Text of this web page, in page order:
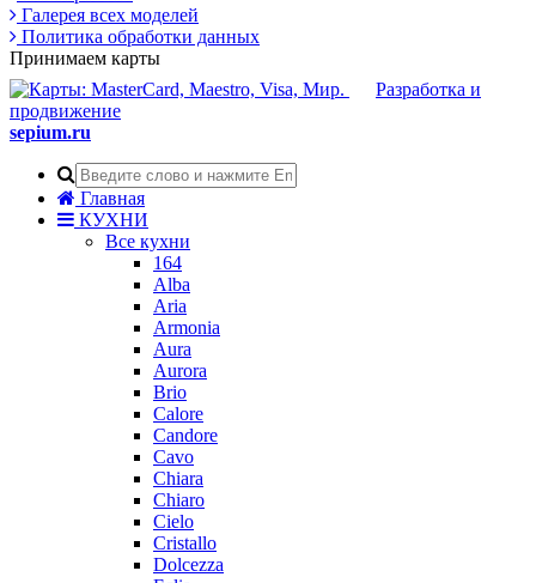
Галерея всех моделей
Политика обработки данных
Принимаем карты
Разработка и
продвижение
sepium.ru
Главная
КУХНИ
Все кухни
164
Alba
Aria
Armonia
Aura
Aurora
Brio
Calore
Candore
Cavo
Chiara
Chiaro
Cielo
Cristallo
Dolcezza